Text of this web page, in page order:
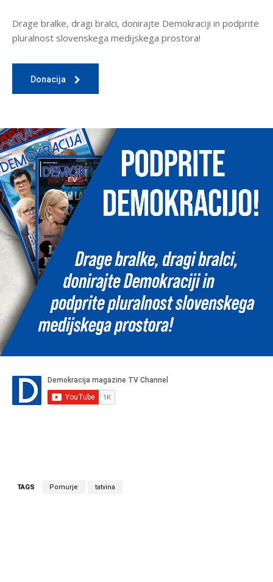
Drage bralke, dragi bralci, donirajte Demokraciji in podprite
pluralnost slovenskega medijskega prostora!
Donacija
TAGS Pomurje tatvina